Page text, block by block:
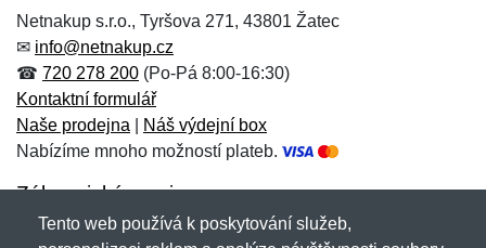
Netnakup s.r.o., Tyršova 271, 43801 Žatec
✉ info@netnakup.cz
☎ 720 278 200 (Po-Pá 8:00-16:30)
Kontaktní formulář
Naše prodejna
Náš výdejní box
Nabízíme mnoho možností plateb.
Zákaznický servis
Novinky emailem
Tento web používá k poskytování služeb,